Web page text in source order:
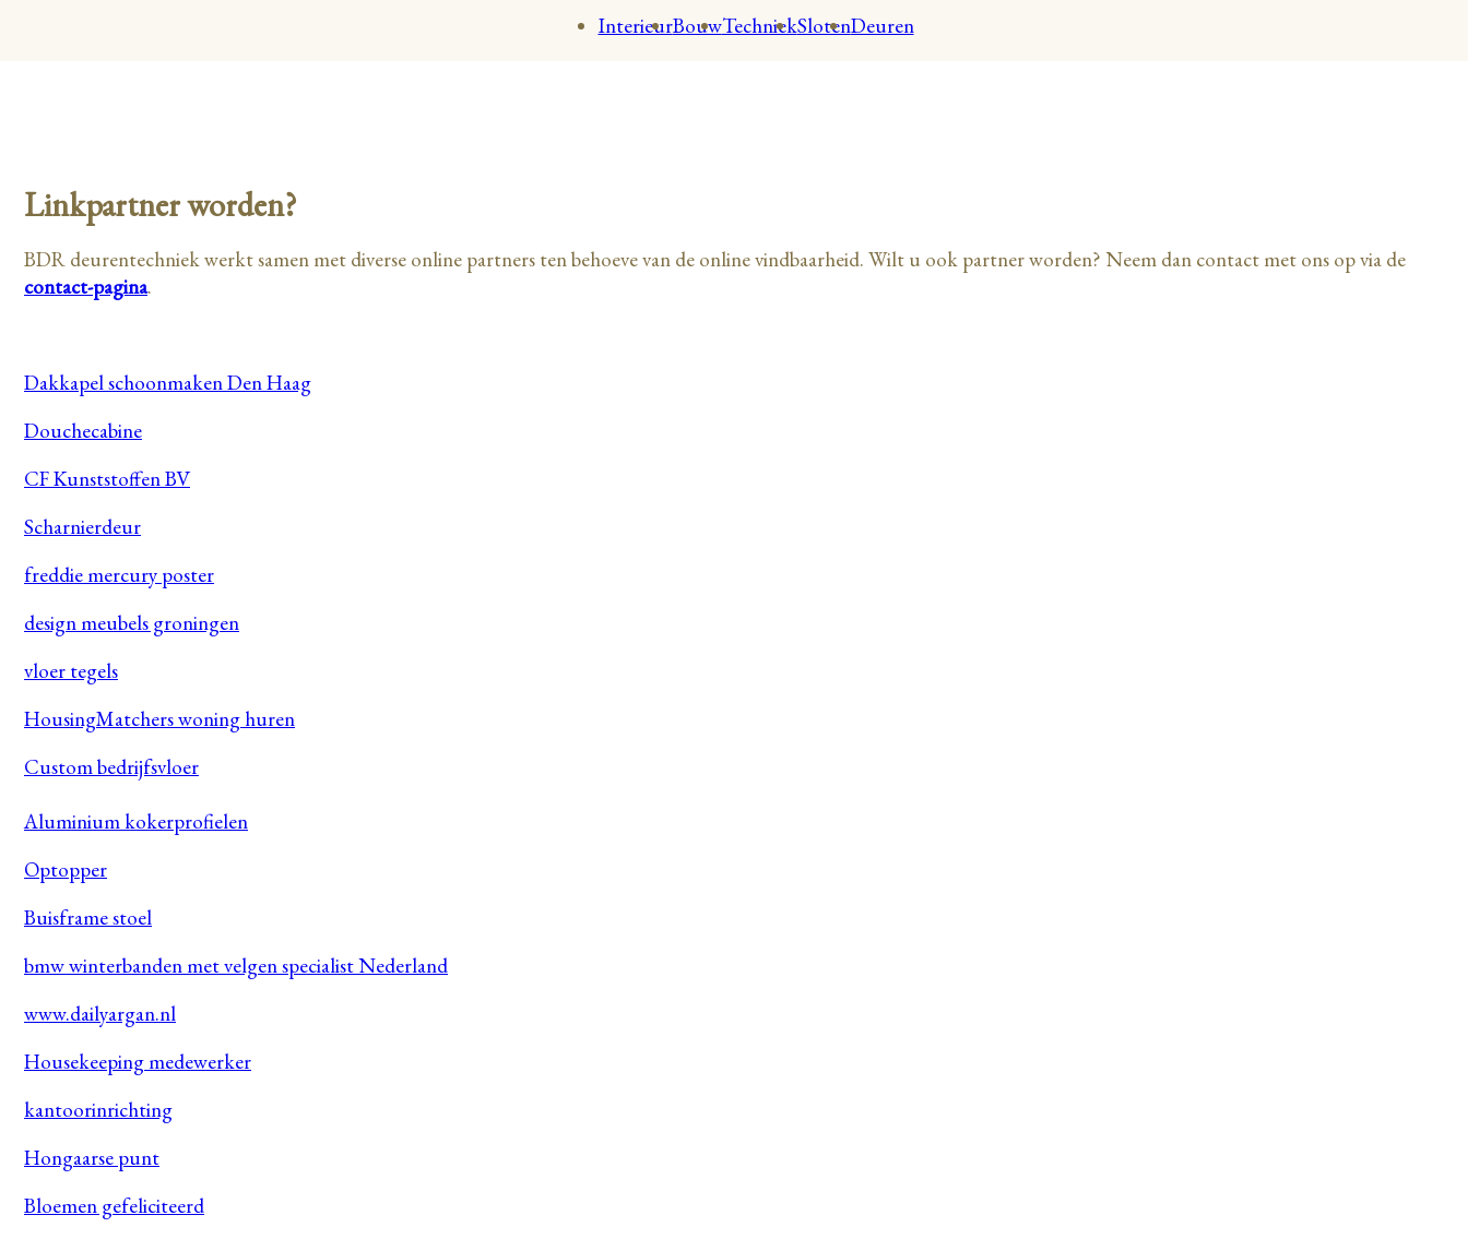
InterieurBouwTechniekSlotenDeuren
Linkpartner worden?
BDR deurentechniek werkt samen met diverse online partners ten behoeve van de online vindbaarheid. Wilt u ook partner worden? Neem dan contact met ons op via de
contact-pagina.
Dakkapel schoonmaken Den Haag
Douchecabine
CF Kunststoffen BV
Scharnierdeur
freddie mercury poster
design meubels groningen
vloer tegels
HousingMatchers woning huren
Custom bedrijfsvloer
Aluminium kokerprofielen
Optopper
Buisframe stoel
bmw winterbanden met velgen specialist Nederland
www.dailyargan.nl
Housekeeping medewerker
kantoorinrichting
Hongaarse punt
Bloemen gefeliciteerd